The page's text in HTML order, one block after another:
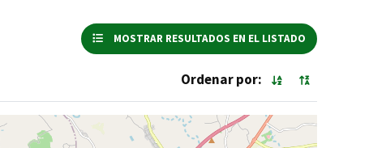
MOSTRAR RESULTADOS EN EL LISTADO
Ordenar por: